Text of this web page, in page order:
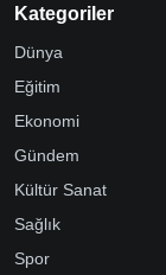
Kategoriler
Dünya
Eğitim
Ekonomi
Gündem
Kültür Sanat
Sağlık
Spor